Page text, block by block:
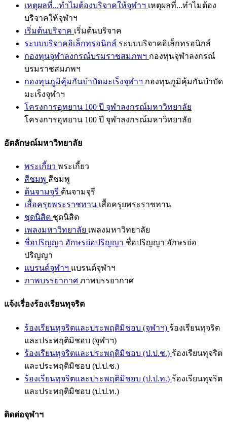
เหตุผลที่...ทำไมต้องบริจาคให้จุฬาฯ เหตุผลที่...ทำไมต้อง
บริจาคให้จุฬาฯ
เริ่มต้นบริจาค เริ่มต้นบริจาค
ระบบบริจาคอิเล็กทรอนิกส์ ระบบบริจาคอิเล็กทรอนิกส์
กองทุนจุฬาลงกรณ์บรมราชสมภพฯ กองทุนจุฬาลงกรณ์
บรมราชสมภพฯ
กองทุนภูมิคุ้มกันบำบัดมะเร็งจุฬาฯ กองทุนภูมิคุ้มกันบำบัด
มะเร็งจุฬาฯ
โครงการอุทยาน 100 ปี จุฬาลงกรณ์มหาวิทยาลัย
โครงการอุทยาน 100 ปี จุฬาลงกรณ์มหาวิทยาลัย
อัตลักษณ์มหาวิทยาลัย
พระเกี้ยว พระเกี้ยว
สีชมพู สีชมพู
ต้นจามจุรี ต้นจามจุรี
เสื้อครุยพระราชทาน เสื้อครุยพระราชทาน
ชุดนิสิต ชุดนิสิต
เพลงมหาวิทยาลัย เพลงมหาวิทยาลัย
ชื่อปริญญา อักษรย่อปริญญา ชื่อปริญญา อักษรย่อ
ปริญญา
แบรนด์จุฬาฯ แบรนด์จุฬาฯ
ภาพบรรยากาศ ภาพบรรยากาศ
แจ้งเรื่องร้องเรียนทุจริต
ร้องเรียนทุจริตและประพฤติมิชอบ (จุฬาฯ) ร้องเรียนทุจริต
และประพฤติมิชอบ (จุฬาฯ)
ร้องเรียนทุจริตและประพฤติมิชอบ (ป.ป.ช.) ร้องเรียนทุจริต
และประพฤติมิชอบ (ป.ป.ช.)
ร้องเรียนทุจริตและประพฤติมิชอบ (ป.ป.ท.) ร้องเรียนทุจริต
และประพฤติมิชอบ (ป.ป.ท.)
ติดต่อจุฬาฯ